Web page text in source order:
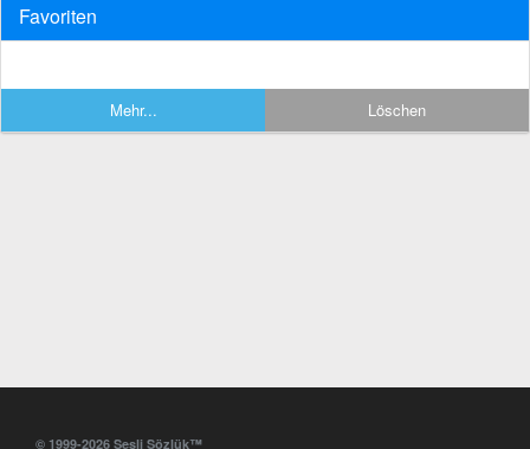
Favoriten
Mehr... Löschen
© 1999-2026 Sesli Sözlük™